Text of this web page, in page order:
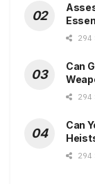
294
Can
294
Can
294